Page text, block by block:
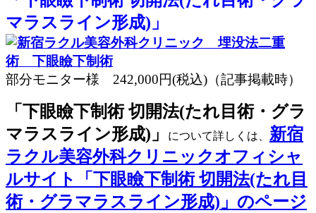
マラスライン形成)」
部分モニター様 242,000円(税込) （記事掲載時）
「下眼瞼下制術 切開法(たれ目術・グラ
マラスライン形成)」
について詳しくは、 新宿
ラクル美容外科クリニックオフィシャ
ルサイト「下眼瞼下制術 切開法(たれ目
術・グラマラスライン形成)」のページ